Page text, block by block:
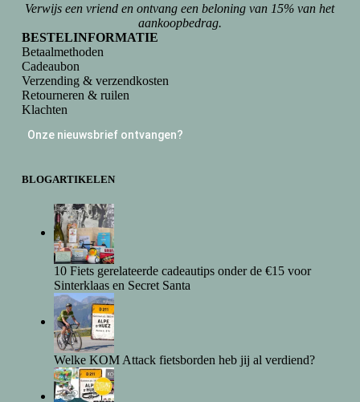
Verwijs een vriend en ontvang een beloning van 15% van het
aankoopbedrag.
BESTELINFORMATIE
Betaalmethoden
Cadeaubon
Verzending & verzendkosten
Retourneren & ruilen
Klachten
Onze nieuwsbrief ontvangen?
BLOGARTIKELEN
10 Fiets gerelateerde cadeautips onder de €15 voor
Sinterklaas en Secret Santa
Welke KOM Attack fietsborden heb jij al verdiend?